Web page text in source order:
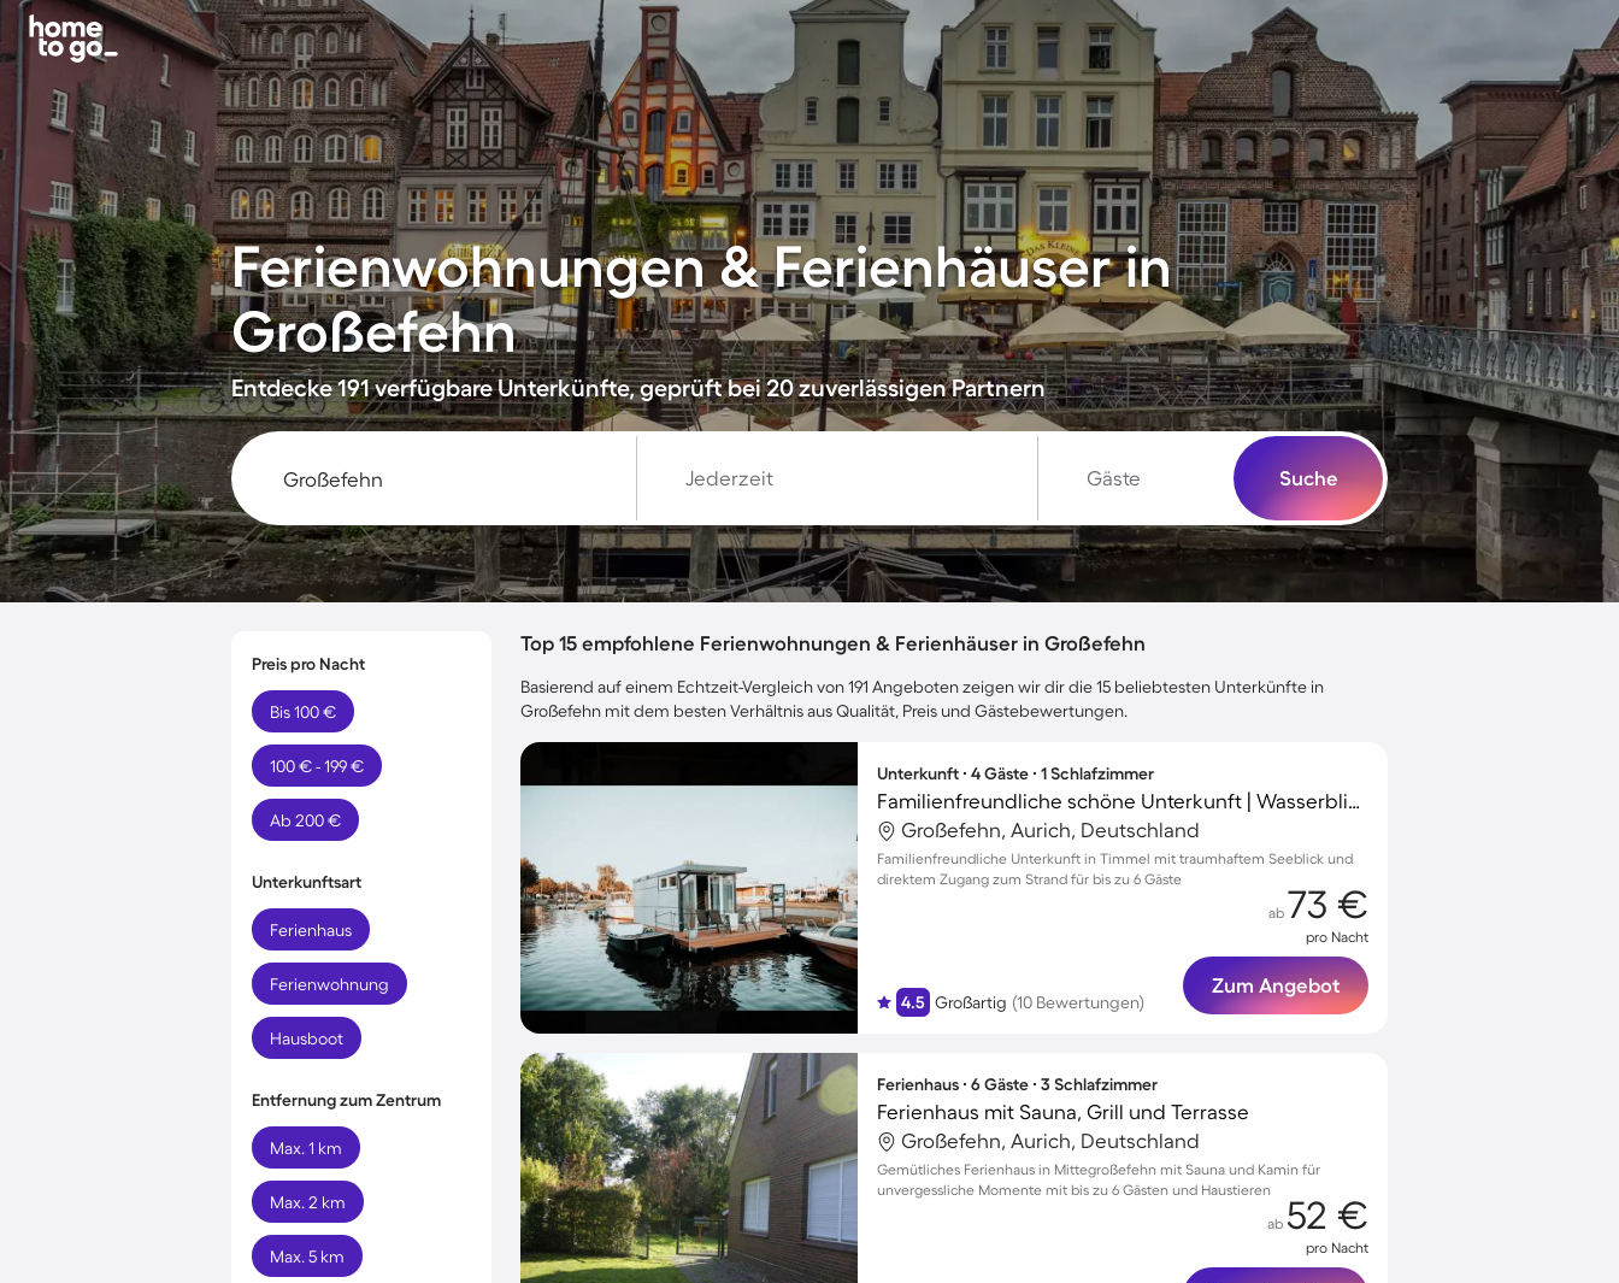
Ferienwohnungen & Ferienhäuser in
Großefehn
Entdecke 191 verfügbare Unterkünfte, geprüft bei 20 zuverlässigen Partnern
Jederzeit Gäste Suche
Preis pro Nacht
Bis 100 €
100 € - 199 €
Ab 200 €
Unterkunftsart
Ferienhaus
Ferienwohnung
Hausboot
Entfernung zum Zentrum
Max. 1 km
Max. 2 km
Max. 5 km
Top 15 empfohlene Ferienwohnungen & Ferienhäuser in Großefehn
Basierend auf einem Echtzeit-Vergleich von 191 Angeboten zeigen wir dir die 15 beliebtesten Unterkünfte in
Großefehn mit dem besten Verhältnis aus Qualität, Preis und Gästebewertungen.
Unterkunft ∙ 4 Gäste ∙ 1 Schlafzimmer
Familienfreundliche schöne Unterkunft | Wasserblick | Nah am Strand
Großefehn, Aurich, Deutschland
Familienfreundliche Unterkunft in Timmel mit traumhaftem Seeblick und
direktem Zugang zum Strand für bis zu 6 Gäste
4.5 Großartig (10 Bewertungen)
ab 73 €
pro Nacht
Zum Angebot
Ferienhaus ∙ 6 Gäste ∙ 3 Schlafzimmer
Ferienhaus mit Sauna, Grill und Terrasse
Großefehn, Aurich, Deutschland
Gemütliches Ferienhaus in Mittegroßefehn mit Sauna und Kamin für
unvergessliche Momente mit bis zu 6 Gästen und Haustieren
ab 52 €
pro Nacht